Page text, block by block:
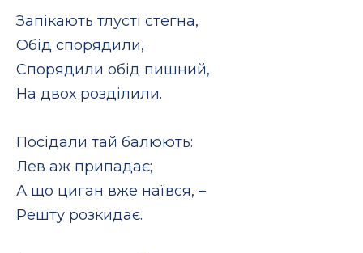
Запікають тлусті стегна,
Обід спорядили,
Спорядили обід пишний,
На двох розділили.
Посідали тай балюють:
Лев аж припадає;
А що циган вже наївся, –
Решту розкидає.